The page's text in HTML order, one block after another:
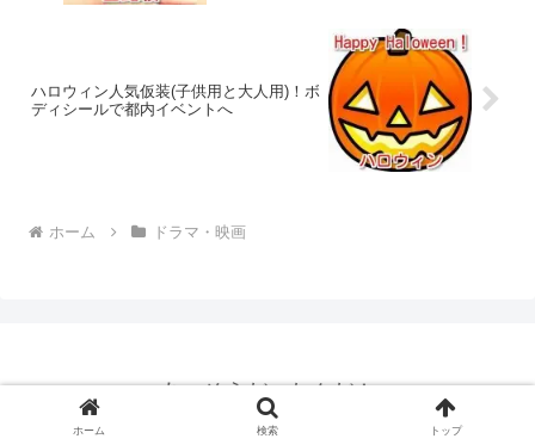
ハロウィン人気仮装(子供用と大人用)！ボ
ディシールで都内イベントへ
ホーム ドラマ・映画
あ、そうだったんだ！
プライバシーポリシー サイトマップ
ホーム 検索 トップ